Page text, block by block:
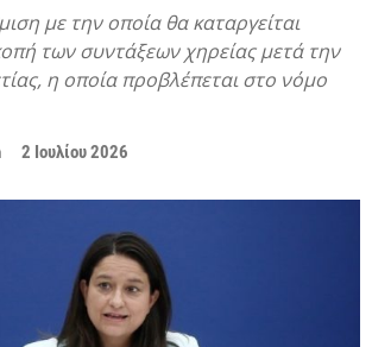
με την οποία θα καταργείται
των συντάξεων χηρείας μετά την
η οποία προβλέπεται στο νόμο
2 Ιουλίου 2026